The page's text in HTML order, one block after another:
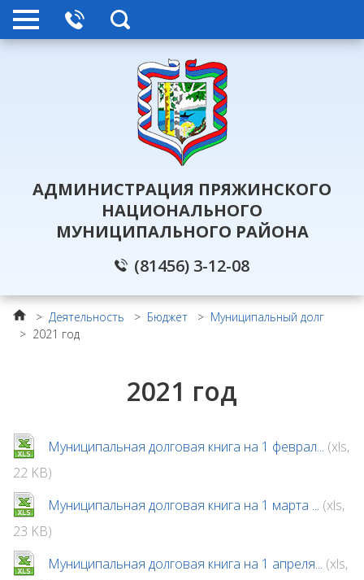
АДМИНИСТРАЦИЯ ПРЯЖИНСКОГО
НАЦИОНАЛЬНОГО
МУНИЦИПАЛЬНОГО РАЙОНА
(81456) 3-12-08
> Деятельность > Бюджет > Муниципальный долг
> 2021 год
2021 год
Муниципальная долговая книга на 1 феврал... (xls,
22 KB)
Муниципальная долговая книга на 1 марта ... (xls,
23 KB)
Муниципальная долговая книга на 1 апреля... (xls,